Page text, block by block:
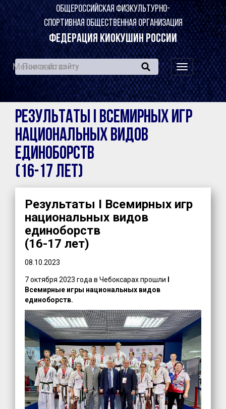
ОБЩЕРОССИЙСКАЯ ФИЗКУЛЬТУРНО-
СПОРТИВНАЯ ОБЩЕСТВЕННАЯ ОРГАНИЗАЦИЯ
ФЕДЕРАЦИЯ КИОКУШИН РОССИИ
навигация
по
сайту
Меню сайта:
Результаты I Всемирных игр
национальных видов
единоборств
(16-17 лет)
Результаты I Всемирных игр
национальных видов
единоборств
(16-17 лет)
08.10.2023
7 октября 2023 года в Чебоксарах прошли
Всемирные игры национальных видов
единоборств.